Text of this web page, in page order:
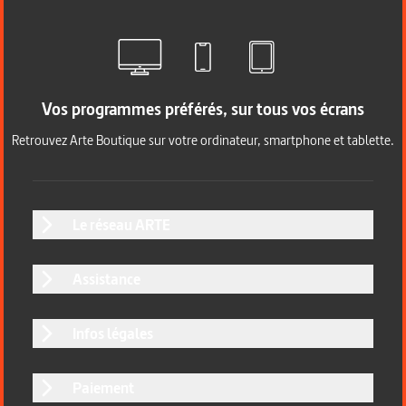
Vos programmes préférés, sur tous vos écrans
Retrouvez Arte Boutique sur votre ordinateur, smartphone et tablette.